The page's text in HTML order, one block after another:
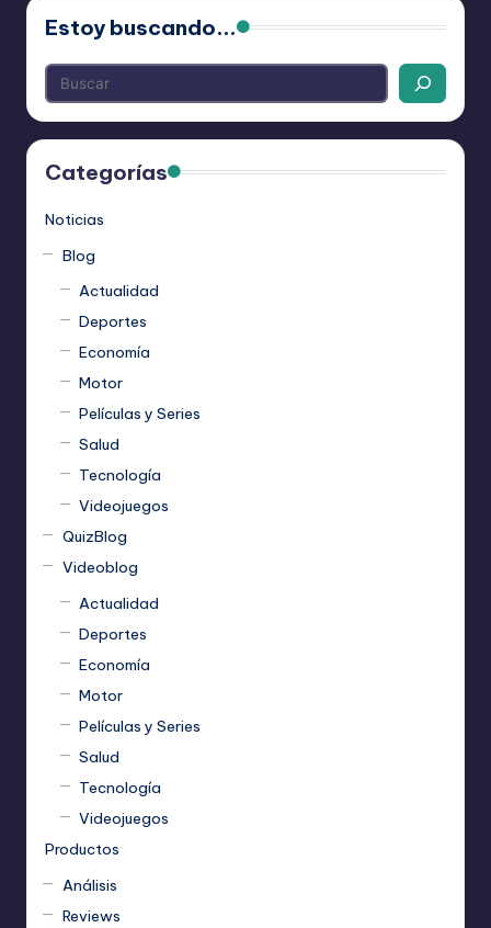
Estoy buscando...
Categorías
Noticias
Blog
Actualidad
Deportes
Economía
Motor
Películas y Series
Salud
Tecnología
Videojuegos
QuizBlog
Videoblog
Actualidad
Deportes
Economía
Motor
Películas y Series
Salud
Tecnología
Videojuegos
Productos
Análisis
Reviews